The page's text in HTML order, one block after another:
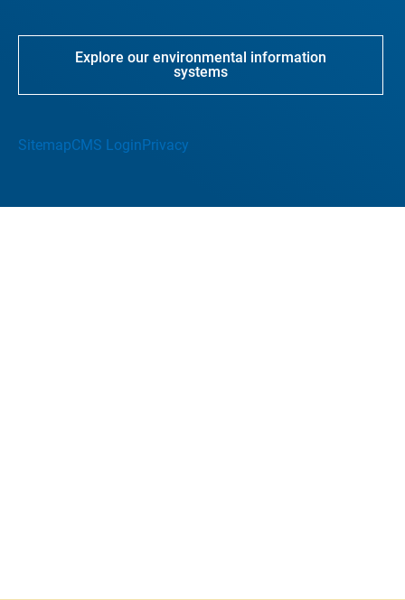
Explore our environmental information
systems
SitemapCMS Login Privacy